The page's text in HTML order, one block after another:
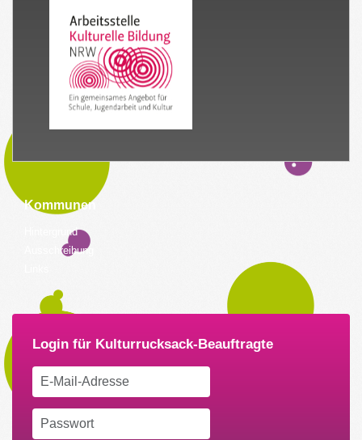
Kommunen
Hintergrund
Ausschreibung